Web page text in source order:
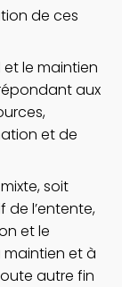
de ces
et le maintien
aux
et de
soit
de l’entente,
et le
et à
autre fin